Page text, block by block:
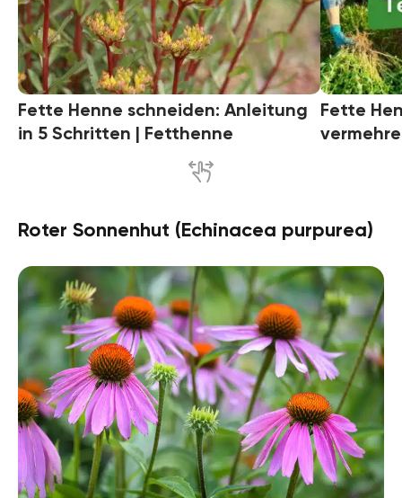
Fette Henne schneiden: Anleitung
in 5 Schritten | Fetthenne
Fette
Roter Sonnenhut (Echinacea purpurea)